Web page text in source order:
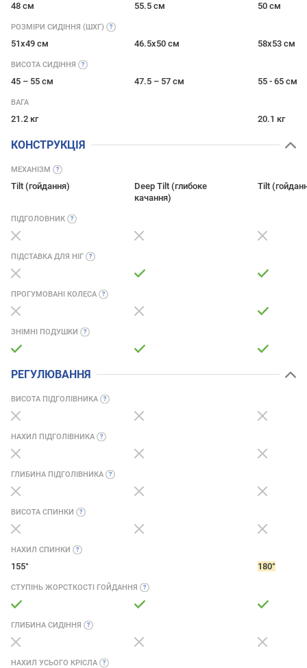
48 см 55.5 см 50 см
РОЗМІРИ СИДІННЯ (ШХГ)
51x49 см 46.5x50 см 58x53 см
ВИСОТА СИДІННЯ
45 – 55 см 47.5 – 57 см 55 - 65 см
ВАГА
21.2 кг 20.1 кг
КОНСТРУКЦІЯ
МЕХАНІЗМ
Tilt (гойдання)
Deep Tilt (глибоке
качання)
Tilt
ПІДГОЛОВНИК
ПІДСТАВКА ДЛЯ НІГ
ПРОГУМОВАНІ КОЛЕСА
ЗНІМНІ ПОДУШКИ
РЕГУЛЮВАННЯ
ВИСОТА ПІДГОЛІВНИКА
НАХИЛ ПІДГОЛІВНИКА
ГЛИБИНА ПІДГОЛІВНИКА
ВИСОТА СПИНКИ
НАХИЛ СПИНКИ
155° 180°
СТУПІНЬ ЖОРСТКОСТІ ГОЙДАННЯ
ГЛИБИНА СИДІННЯ
НАХИЛ УСЬОГО КРІСЛА